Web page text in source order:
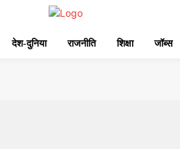
देश-दुनिया राजनीति शिक्षा जॉब्स